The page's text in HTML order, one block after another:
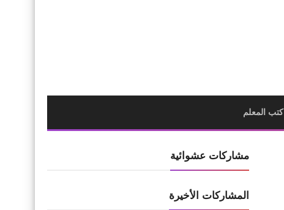
كتب المعلم
مشاركات عشوائية
المشاركات الأخيرة